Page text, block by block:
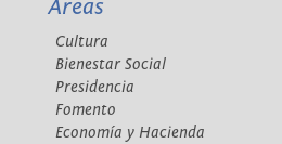
Áreas
Cultura
Bienestar Social
Presidencia
Fomento
Economía y Hacienda